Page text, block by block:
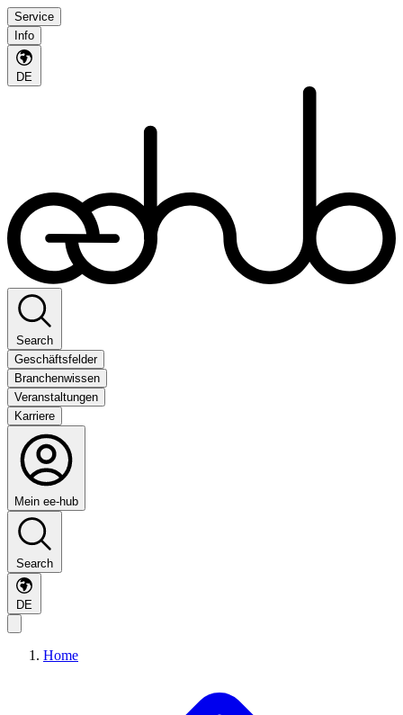
Service
Info
DE
Search
Geschäftsfelder
Branchenwissen
Veranstaltungen
Karriere
Mein ee-hub
Search
DE
Home